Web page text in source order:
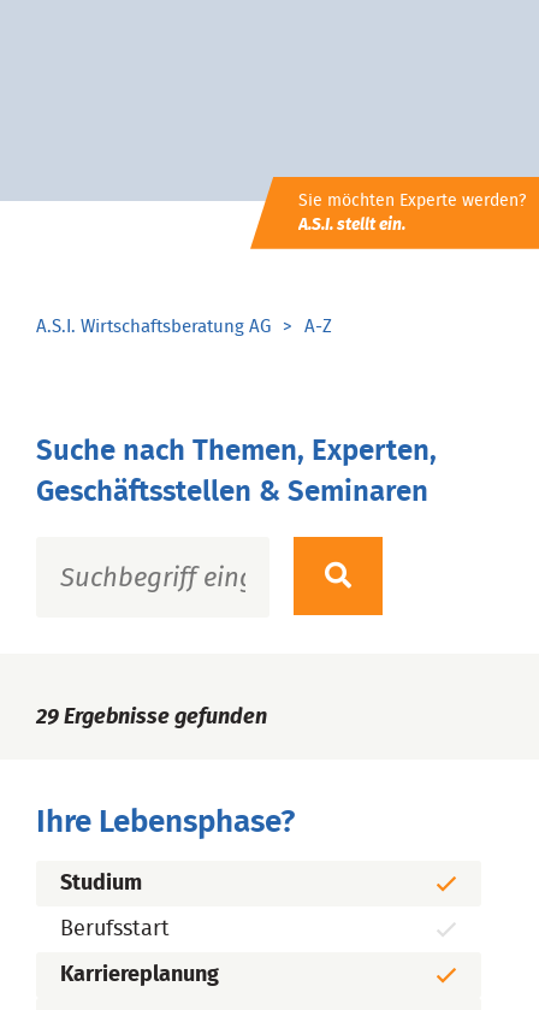
Sie möchten Experte werden?
A.S.I. stellt ein.
A.S.I. Wirtschaftsberatung AG A-Z
Suche nach Themen, Experten,
Geschäftsstellen & Seminaren
29 Ergebnisse gefunden
Ihre Lebensphase?
Studium
Berufsstart
Karriereplanung